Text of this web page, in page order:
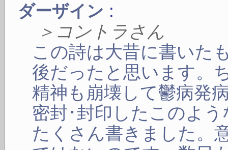
ダーザイン :
＞コントラさん
この詩は大昔に書いた
後だったと思います。
精神も崩壊して鬱病発
密封･封印したこのよ
たくさん書きました。